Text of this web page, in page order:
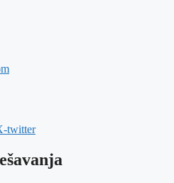
twitter